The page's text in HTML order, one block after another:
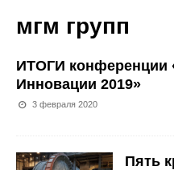
мгм групп
ИТОГИ конференции
Инновации 2019»
3 февраля 2020
Пять